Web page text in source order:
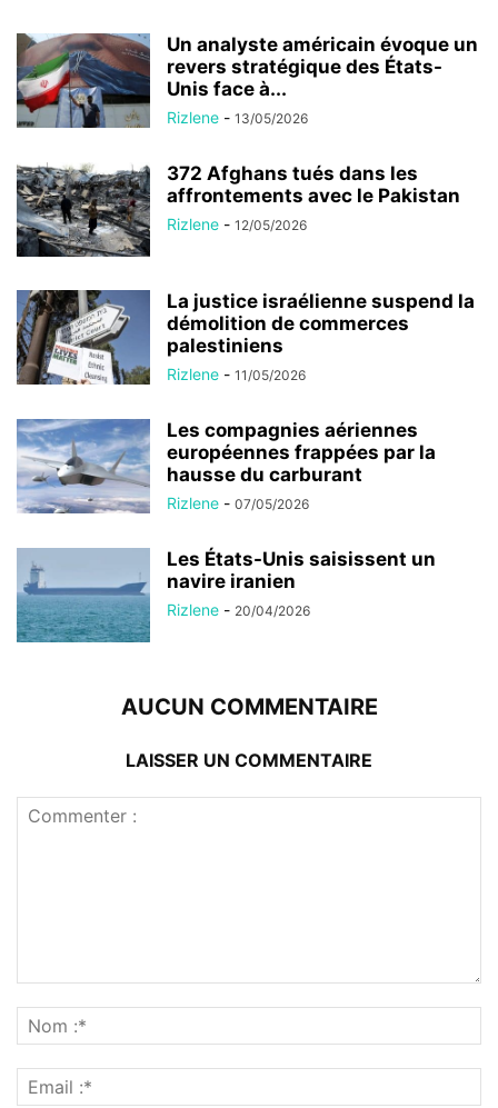
Un analyste américain évoque un
revers stratégique des États-
Unis face à...
Rizlene - 13/05/2026
372 Afghans tués dans les
affrontements avec le Pakistan
Rizlene - 12/05/2026
La justice israélienne suspend la
démolition de commerces
palestiniens
Rizlene - 11/05/2026
Les compagnies aériennes
européennes frappées par la
hausse du carburant
Rizlene - 07/05/2026
Les États-Unis saisissent un
navire iranien
Rizlene - 20/04/2026
AUCUN COMMENTAIRE
LAISSER UN COMMENTAIRE